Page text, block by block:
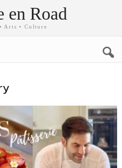
en Road
Arts • Culture